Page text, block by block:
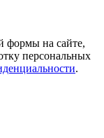
формы на сайте,
персональных
.